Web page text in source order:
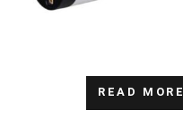
READ MORE